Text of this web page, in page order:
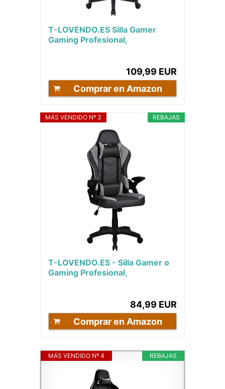
T-LOVENDO.ES Silla Gamer
Gaming Profesional,
109,99 EUR
Comprar en Amazon
REBAJAS
MÁS VENDIDO Nº 3
T-LOVENDO.ES - Silla Gamer o
Gaming Profesional,
84,99 EUR
Comprar en Amazon
REBAJAS
MÁS VENDIDO Nº 4